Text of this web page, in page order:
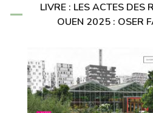
LIVRE : LES ACTES DES
OUEN 2025 : OSER